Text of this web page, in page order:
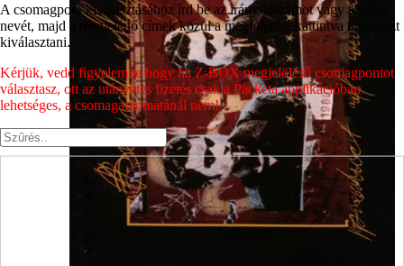
A csomagpont kiválasztásához írd be az irányítószámot vagy a város
nevét, majd a megjelenő címek közül a megfelelőre kattintva tudod azt
kiválasztani.
Kérjük, vedd figyelembe hogy ha Z-BOX megjelölésű csomagpontot
választasz, ott az utánvétes fizetés csak a Packeta applikációban
lehetséges, a csomagautomatánál nem!